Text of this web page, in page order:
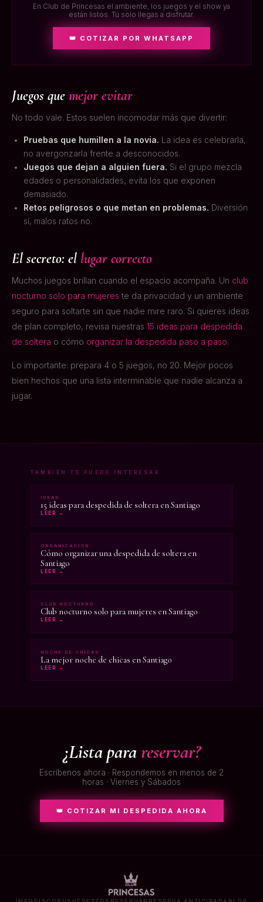
En Club de Princesas el ambiente, los juegos y el show ya
están listos. Tú solo llegas a disfrutar.
👑 COTIZAR POR WHATSAPP
Juegos que mejor evitar
No todo vale. Estos suelen incomodar más que divertir:
Pruebas que humillen a la novia. La idea es celebrarla,
no avergonzarla frente a desconocidos.
Juegos que dejan a alguien fuera. Si el grupo mezcla
edades o personalidades, evita los que exponen
demasiado.
Retos peligrosos o que metan en problemas. Diversión
sí, malos ratos no.
El secreto: el lugar correcto
Muchos juegos brillan cuando el espacio acompaña. Un club
nocturno solo para mujeres te da privacidad y un ambiente
seguro para soltarte sin que nadie mire raro. Si quieres ideas
de plan completo, revisa nuestras 15 ideas para despedida
de soltera o cómo organizar la despedida paso a paso.
Lo importante: prepara 4 o 5 juegos, no 20. Mejor pocos
bien hechos que una lista interminable que nadie alcanza a
jugar.
TAMBIÉN TE PUEDE INTERESAR
IDEAS
15 ideas para despedida de soltera en Santiago
LEER →
ORGANIZACIÓN
Cómo organizar una despedida de soltera en
Santiago
LEER →
CLUB NOCTURNO
Club nocturno solo para mujeres en Santiago
LEER →
NOCHE DE CHICAS
La mejor noche de chicas en Santiago
LEER →
¿Lista parareservar?
Escríbenos ahora · Respondemos en menos de 2
horas · Viernes y Sábados
👑 COTIZAR MI DESPEDIDA AHORA